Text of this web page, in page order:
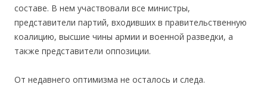
составе. В нем участвовали все министры,
представители партий, входивших в правительственную
коалицию, высшие чины армии и военной разведки, а
также представители оппозиции.
От недавнего оптимизма не осталось и следа.